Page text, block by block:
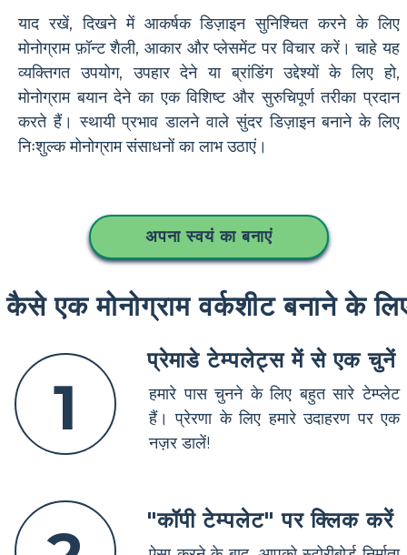
याद रखें, दिखने में आकर्षक डिज़ाइन सुनिश्चित करने के लिए
मोनोग्राम फ़ॉन्ट शैली, आकार और प्लेसमेंट पर विचार करें। चाहे यह
व्यक्तिगत उपयोग, उपहार देने या ब्रांडिंग उद्देश्यों के लिए हो,
मोनोग्राम बयान देने का एक विशिष्ट और सुरुचिपूर्ण तरीका प्रदान
करते हैं। स्थायी प्रभाव डालने वाले सुंदर डिज़ाइन बनाने के लिए
निःशुल्क मोनोग्राम संसाधनों का लाभ उठाएं।
अपना स्वयं का बनाएं
कैसे एक मोनोग्राम वर्कशीट बनाने के
1
प्रेमाडे टेम्पलेट्स में से एक चुनें
हमारे पास चुनने के लिए बहुत सारे टेम्प्लेट
हैं। प्रेरणा के लिए हमारे उदाहरण पर एक
नज़र डालें!
"कॉपी टेम्पलेट" पर क्लिक करें